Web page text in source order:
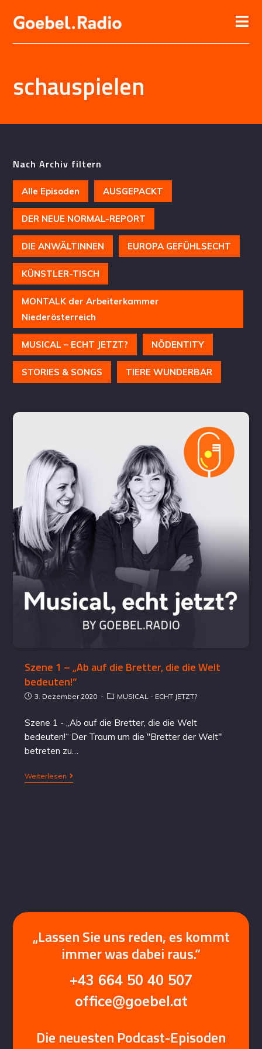
schauspielen
Nach Archiv filtern
Alle Episoden AUSGEPACKT
DER NEUE NORMAL-REPORT
DIE ANWÄLTINNEN EUROPA GEFÜHLSECHT
KÜNSTLER-TISCH
MONTALK der Arbeiterkammer
Niederösterreich
MUSICAL – ECHT JETZT? NÖDENTITY
STORIES & SONGS TIERE WUNDERBAR
Szene 1 – „Ab auf die Bretter, die die Welt
bedeuten!“
3. Dezember 2020 MUSICAL - ECHT JETZT?
Szene 1 - „Ab auf die Bretter, die die Welt
bedeuten!“ Der Traum um die "Bretter der Welt"
betreten zu…
Weiterlesen
„Lassen Sie uns reden, es kommt
immer was dabei raus.“
+43 664 50 40 507
office@goebel.at
Die neuesten Podcast-Episoden